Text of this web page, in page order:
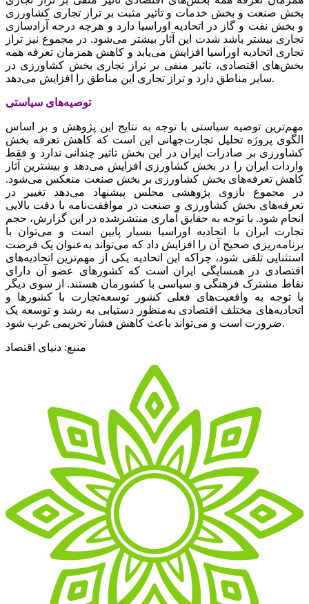
بخش صنعت و بخش خدمات و تاثیر مثبت بر تراز تجاری کشاورزی
و بخش نفت و گاز در اتحادیه اوراسیا دارد و هرچه درجه آزادسازی
تجاری بیشتر باشد شدت این آثار بیشتر می‌شود. در مجموع نیز تراز
تجاری اتحادیه اوراسیا افزایش می‌یابد و کاهش همزمان تعرفه همه
بخش‌های اقتصادی، تاثیر منفی بر تراز تجاری بخش کشاورزی در
سایر مناطق دارد و تراز تجاری این مناطق را افزایش می‌دهد.
توصیه‌های سیاستی
مهم‌ترین توصیه سیاستی با توجه به نتایج این پژوهش و بر اساس
الگوی پروژه تحلیل تجارت‌جهانی این است که کاهش تعرفه بخش
کشاورزی بر صادرات ایران در این بخش تاثیر چندانی ندارد و فقط
واردات ایران را در بخش کشاورزی افزایش می‌دهد و بیشترین آثار
کاهش تعرفه‌های بخش کشاورزی بر بخش صنعت منعکس می‌شود.
در مجموع بازوی پژوهشی مجلس پیشنهاد می‌دهد تغییر در
تعرفه‌های بخش کشاورزی و صنعت در موافقت‌نامه با دقت بالایی
انجام شود. با توجه به حقایق آماری منتشرشده در این گزارش، حجم
تجارت ایران با اتحادیه اوراسیا بسیار پایین است و می‌توان با
برنامه‌ریزی صحیح آن را افزایش داد که می‌تواند به‌عنوان یک فرصت
استثنایی تلقی شود، چراکه این اتحادیه یکی از مهم‌ترین اتحادیه‌های
اقتصادی در همسایگی ایران است که کشورهای عضو آن دارای
نقاط مشترک فرهنگی و سیاسی با کشورمان هستند. از سوی دیگر
با توجه به واقعیت‌های فعلی کشور توسعه‌تجارت با کشورها و
اتحادیه‌های مختلف اقتصادی به‌منظور دستیابی به رشد و توسعه یک
ضرورت است و می‌تواند باعث کاهش فشار تحریمی غرب شود.
منبع: دنیای اقتصاد